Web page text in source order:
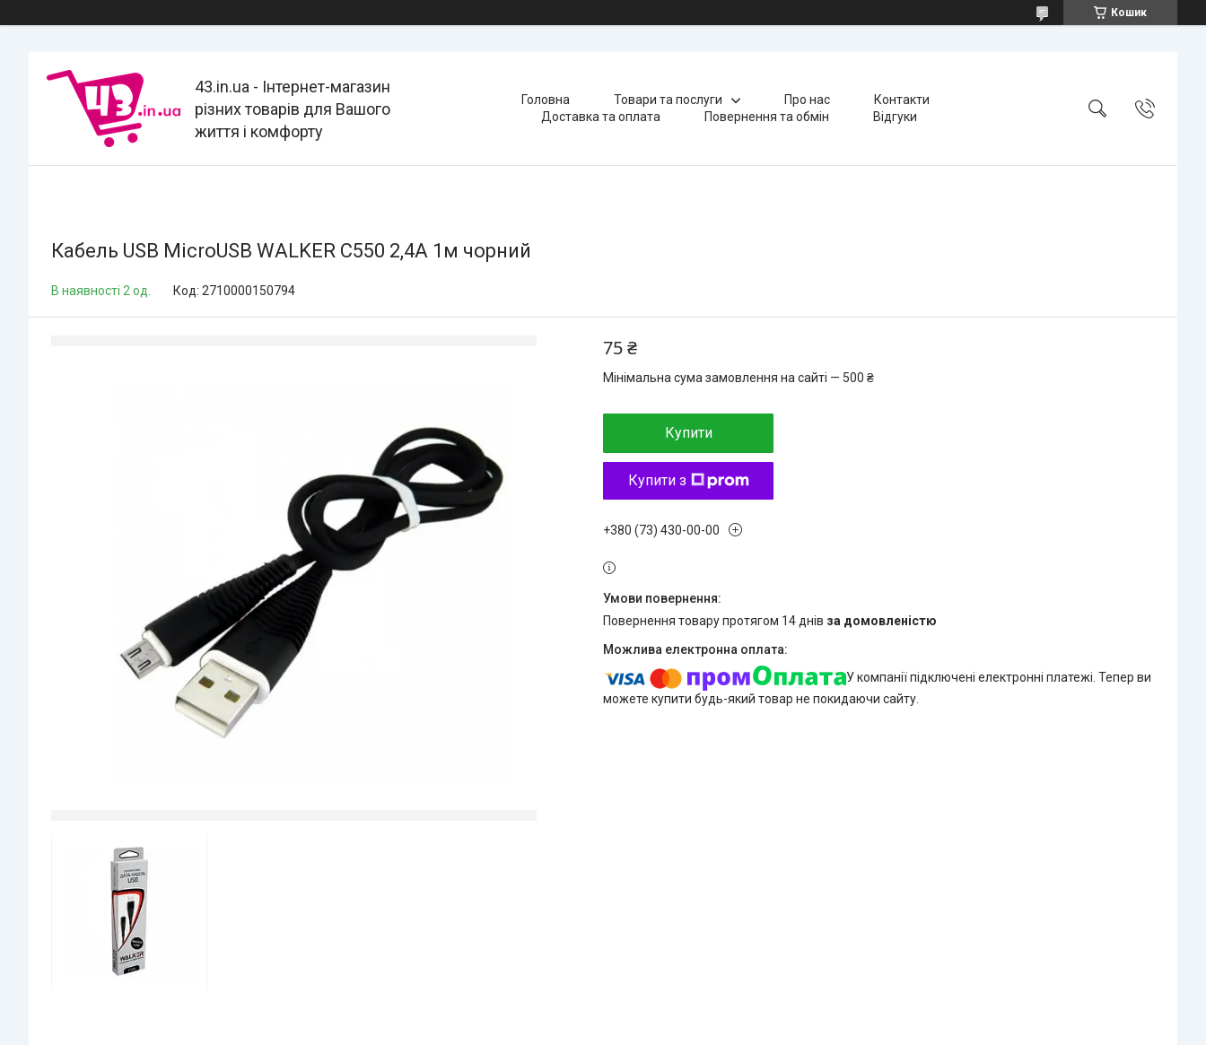
Кошик
43.in.ua - Інтернет-магазин
різних товарів для Вашого
життя і комфорту
Головна Товари та послуги Про нас
Контакти
Доставка та оплата
Повернення та обмін Відгуки
Кабель USB MicroUSB WALKER C550 2,4A 1м чорний
В наявності 2 од. Код: 2710000150794
75 ₴
Мінімальна сума замовлення на сайті — 500 ₴
Купити
Купити з
+380 (73) 430-00-00
повернення товару протягом 14 днів за домовленістю
У компанії підключені електронні платежі. Тепер ви
можете купити будь-який товар не покидаючи сайту.